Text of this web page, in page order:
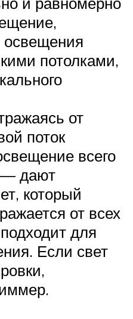
освещения
потолками,
от
поток
всего
— дают
который
от всех
для
Если свет